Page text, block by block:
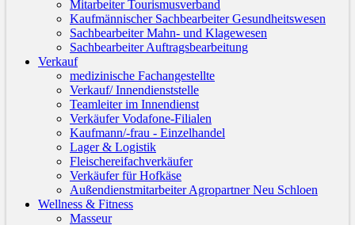
Mitarbeiter Tourismusverband
Kaufmännischer Sachbearbeiter Gesundheitswesen
Sachbearbeiter Mahn- und Klagewesen
Sachbearbeiter Auftragsbearbeitung
Verkauf
medizinische Fachangestellte
Verkauf/ Innendienststelle
Teamleiter im Innendienst
Verkäufer Vodafone-Filialen
Kaufmann/-frau - Einzelhandel
Lager & Logistik
Fleischereifachverkäufer
Verkäufer für Hofkäse
Außendienstmitarbeiter Agropartner Neu Schloen
Wellness & Fitness
Masseur